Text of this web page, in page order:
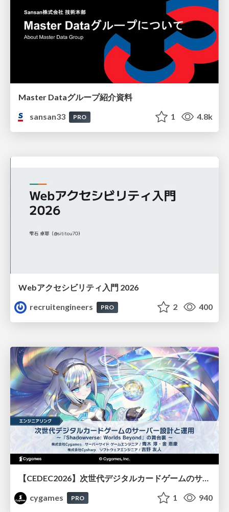
Master Dataグループ紹介資料
sansan33
PRO 1 4.8k
Webアクセシビリティ入門 2026
recruitengineers
PRO 2 400
cygames
PRO 1 940